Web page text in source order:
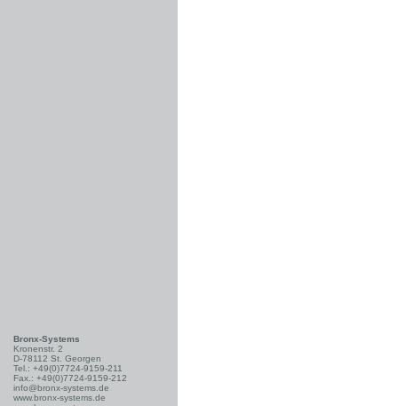
Bronx-Systems
Kronenstr. 2
D-78112 St. Georgen
Tel.: +49(0)7724-9159-211
Fax.: +49(0)7724-9159-212
info@bronx-systems.de
www.bronx-systems.de